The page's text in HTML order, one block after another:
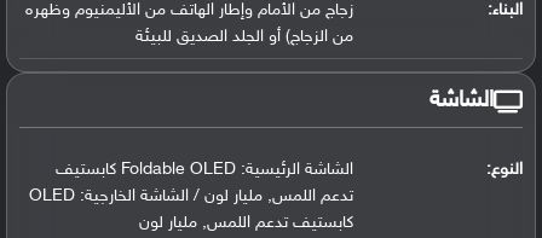
البناء:
زجاج من الأمام وإطار الهاتف من الأليمنيوم وظهره
من الزجاج) أو الجلد الصديق للبيئة
الشاشة
النوع:
الشاشة الرئيسية: Foldable OLED كابستيف
تدعم اللمس, مليار لون / الشاشة الخارجية: OLED
كابستيف تدعم اللمس, مليار لون